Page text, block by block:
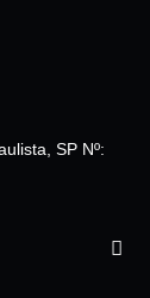
SP Nº: